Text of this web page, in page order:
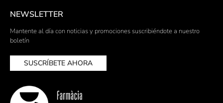
NEWSLETTER
Mantente al día con noticias y promociones suscribiéndote a nuestro
boletín
SUSCRÍBETE AHORA